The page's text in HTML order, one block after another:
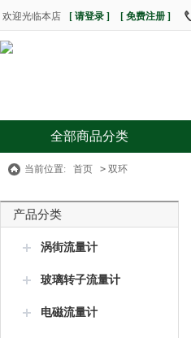
欢迎光临本店 [ 请登录 ] [ 免费注册 ]
全部商品分类
当前位置: 首页 > 双环
产品分类
涡街流量计
玻璃转子流量计
电磁流量计